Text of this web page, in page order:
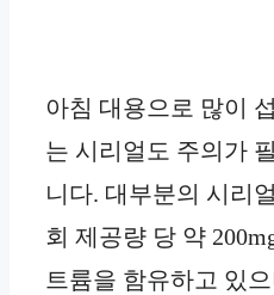
아침 대용으로 많이
는 시리얼도 주의가
니다. 대부분의 시리
회 제공량 당 약
트륨을 함유하고 있으